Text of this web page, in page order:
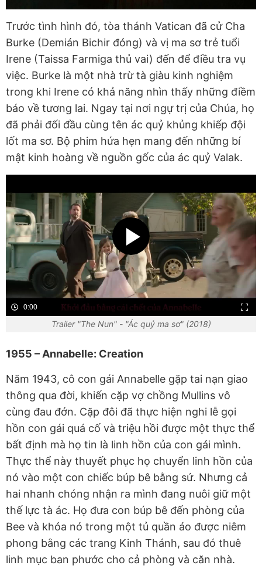
Trước tình hình đó, tòa thánh Vatican đã cử Cha
Burke (Demián Bichir đóng) và vị ma sơ trẻ tuổi
Irene (Taissa Farmiga thủ vai) đến để điều tra vụ
việc. Burke là một nhà trừ tà giàu kinh nghiệm
trong khi Irene có khả năng nhìn thấy những điềm
báo về tương lai. Ngay tại nơi ngự trị của Chúa, họ
đã phải đối đầu cùng tên ác quỷ khủng khiếp đội
lốt ma sơ. Bộ phim hứa hẹn mang đến những bí
mật kinh hoàng về nguồn gốc của ác quỷ Valak.
0:00
Trailer "The Nun" - "Ác quỷ ma sơ" (2018)
1955 – Annabelle: Creation
Năm 1943, cô con gái Annabelle gặp tai nạn giao
thông qua đời, khiến cặp vợ chồng Mullins vô
cùng đau đớn. Cặp đôi đã thực hiện nghi lễ gọi
hồn con gái quá cố và triệu hồi được một thực thể
bất định mà họ tin là linh hồn của con gái mình.
Thực thể này thuyết phục họ chuyển linh hồn của
nó vào một con chiếc búp bê bằng sứ. Nhưng cả
hai nhanh chóng nhận ra mình đang nuôi giữ một
thế lực tà ác. Họ đưa con búp bê đến phòng của
Bee và khóa nó trong một tủ quần áo được niêm
phong bằng các trang Kinh Thánh, sau đó thuê
linh mục ban phước cho cả phòng và căn nhà.